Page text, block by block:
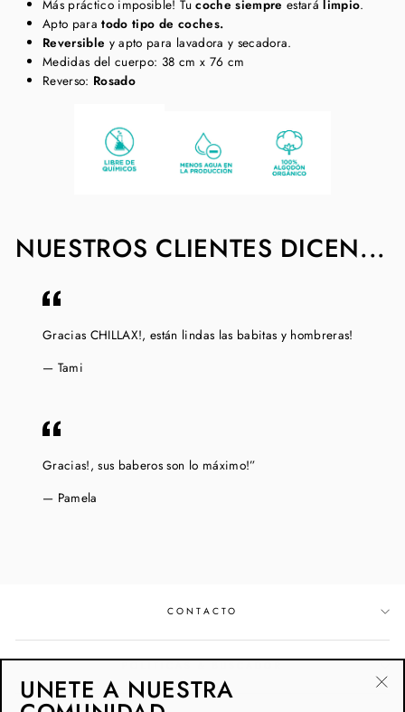
Más práctico imposible!Tu coche siempre estará limpio.
Apto para todo tipo de coches.
Reversible y apto para lavadora y secadora.
Medidas del cuerpo: 38 cm x 76 cm
Reverso: Rosado
NUESTROS CLIENTES DICEN...
Gracias CHILLAX!, están lindas las babitas y hombreras!
Tami
Gracias!, sus baberos son lo máximo!”
Pamela
CONTACTO
POLÍTICAS & BUSCADOR
UNETE A NUESTRA